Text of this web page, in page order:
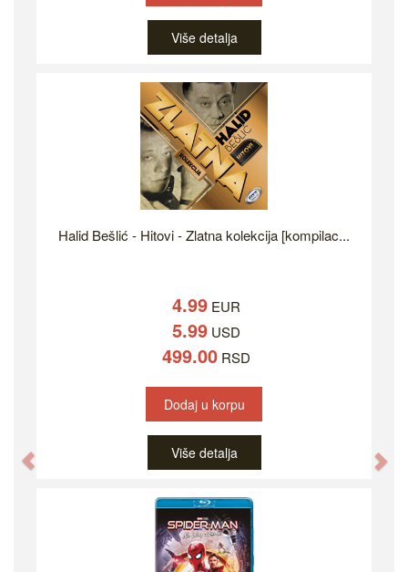
Više detalja
Halid Bešlić - Hitovi - Zlatna kolekcija [kompilac...
4.99 EUR
5.99 USD
499.00 RSD
Dodaj u korpu
Više detalja